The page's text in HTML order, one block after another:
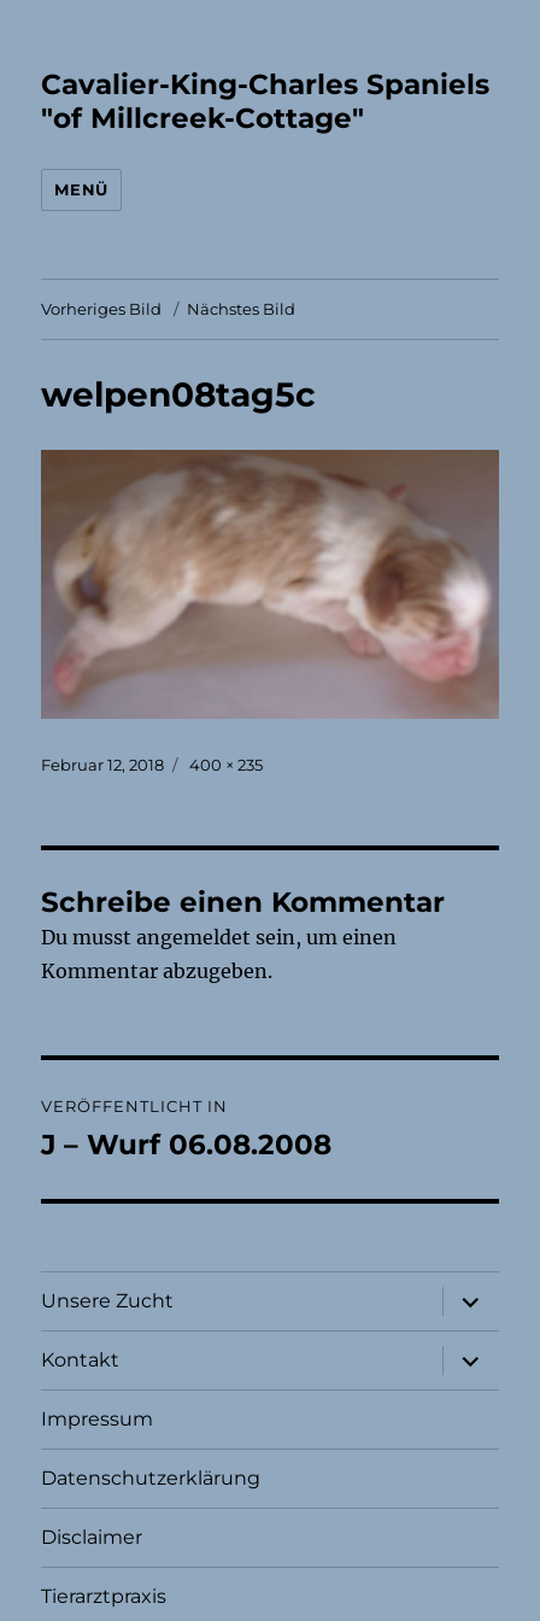
Cavalier-King-Charles Spaniels
"of Millcreek-Cottage"
MENÜ
Vorheriges Bild Nächstes Bild
welpen08tag5c
Veröffentlicht
Februar 12, 2018 Originalgröße
400 × 235
Schreibe einen Kommentar
Du musstangemeldet sein, um einen
Kommentar abzugeben.
VERÖFFENTLICHT IN
J – Wurf 06.08.2008
Unsere Zucht
öffnen
Kontakt
öffnen
Impressum
Datenschutzerklärung
Disclaimer
Tierarztpraxis